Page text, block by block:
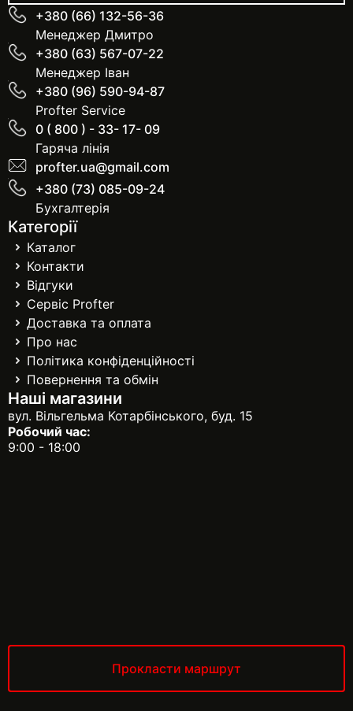
+380 (66) 132-56-36
Менеджер Дмитро
+380 (63) 567-07-22
Менеджер Іван
+380 (96) 590-94-87
Profter Service
0 ( 800 ) - 33- 17- 09
Гаряча лінія
profter.ua@gmail.com
+380 (73) 085-09-24
Бухгалтерія
Категорії
Каталог
Контакти
Відгуки
Сервіс Profter
Доставка та оплата
Про нас
Політика конфіденційності
Повернення та обмін
Наші магазини
вул. Вільгельма Котарбінського, буд. 15
Робочий час:
9:00 - 18:00
Прокласти маршрут